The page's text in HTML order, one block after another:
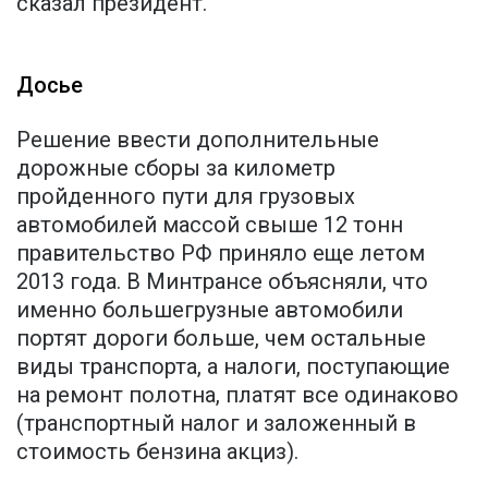
Досье
Решение ввести дополнительные
дорожные сборы за километр
пройденного пути для грузовых
автомобилей массой свыше 12 тонн
правительство РФ приняло еще летом
2013 года. В Минтрансе объясняли, что
именно большегрузные автомобили
портят дороги больше, чем остальные
виды транспорта, а налоги, поступающие
на ремонт полотна, платят все одинаково
(транспортный налог и заложенный в
стоимость бензина акциз).